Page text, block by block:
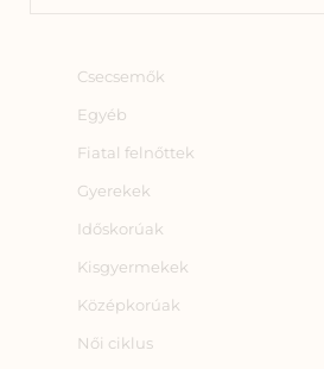
Csecsemők
Egyéb
Fiatal felnőttek
Gyerekek
Időskorúak
Kisgyermekek
Középkorúak
Női ciklus